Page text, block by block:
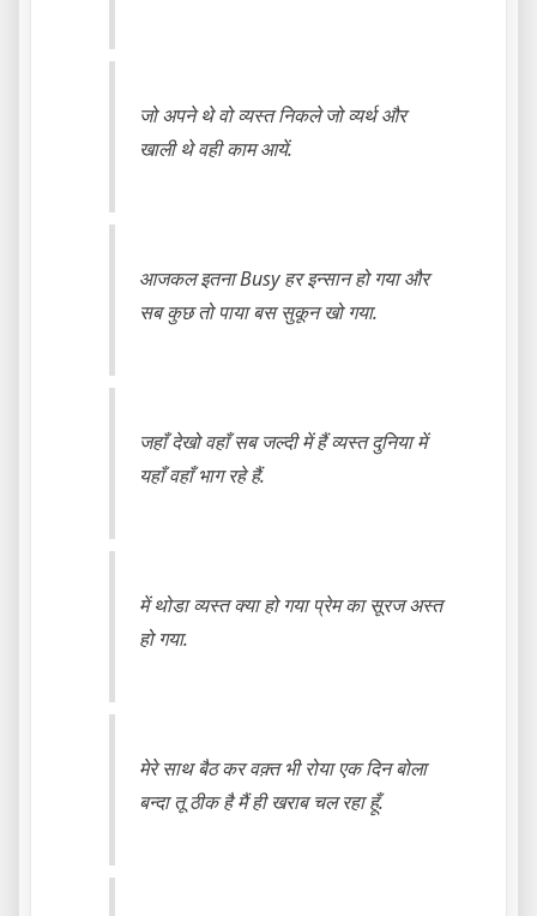
जो अपने थे वो व्यस्त निकले जो व्यर्थ और
खाली थे वही काम आयें.
आजकल इतना Busy हर इन्सान हो गया और
सब कुछ तो पाया बस सुकून खो गया.
जहाँ देखो वहाँ सब जल्दी में हैं व्यस्त दुनिया में
यहाँ वहाँ भाग रहे हैं.
में थोडा व्यस्त क्या हो गया प्रेम का सूरज अस्त
हो गया.
मेरे साथ बैठ कर वक़्त भी रोया एक दिन बोला
बन्दा तू ठीक है मैं ही खराब चल रहा हूँ.